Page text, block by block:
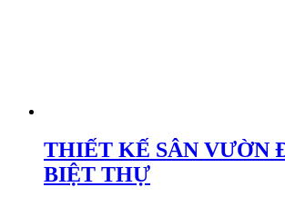
THIẾT KẾ SÂN VƯỜN
BIỆT THỰ